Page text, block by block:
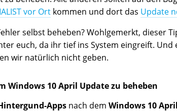
vor Ortkommen und dort das Update
selbst beheben? Wohlgemerkt, dieser
euch, da ihr tief ins System eingreift. Und
wir natürlich nicht geben.
Windows 10 April Update zu beheben
Appsnach dem Windows 10